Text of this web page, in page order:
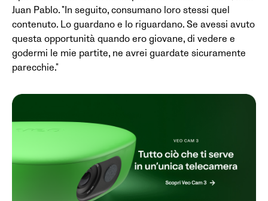
Juan Pablo. "In seguito, consumano loro stessi quel
contenuto. Lo guardano e lo riguardano. Se avessi avuto
questa opportunità quando ero giovane, di vedere e
godermi le mie partite, ne avrei guardate sicuramente
parecchie."